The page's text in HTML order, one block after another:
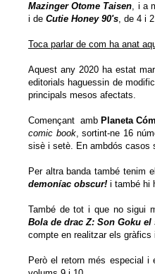
Mazinger Otome Taisen, i a
i de Cutie Honey 90's, de 4 i
Toca parlar de com ha anat
Aquest any 2020 ha estat
editorials haguessin de
principals mesos afectats.
Començant amb Planeta
comic book, sortint-ne 16
sisè i setè. En ambdós casos
Per altra banda també tenim
demoníac obscur! i també hi
També de tot i que no sigui
Bola de drac Z: Son Goku el
compte en realitzar els
Però el retorn més especial i